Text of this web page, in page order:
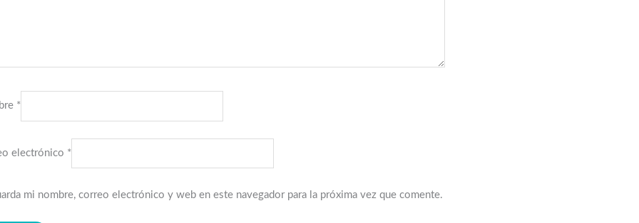
*
electrónico *
mi nombre, correo electrónico y web en este navegador para la próxima vez que comente.